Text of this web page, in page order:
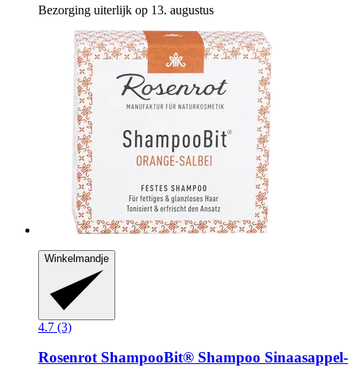
Bezorging uiterlijk op 13. augustus
Winkelmandje
4.7 (3)
RosenrotShampooBit® Shampoo Sinaasappel-​